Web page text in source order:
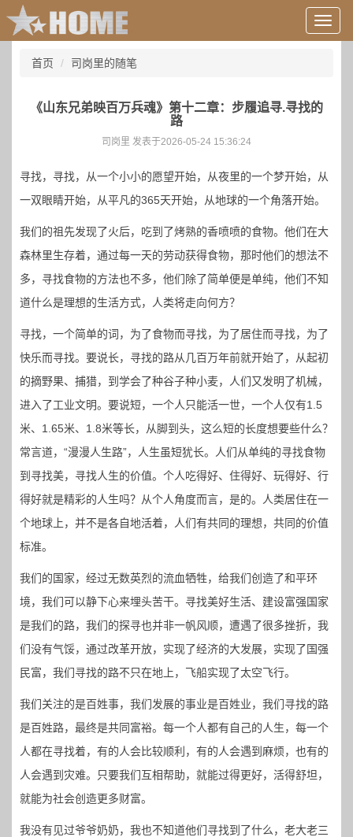
用
户
录
首页 司岗里的随笔
《山东兄弟映百万兵魂》第十二章：步履追寻.寻找的
路
司岗里 发表于2026-05-24 15:36:24
寻找，寻找，从一个小小的愿望开始，从夜里的一个梦开始，从
一双眼睛开始，从平凡的365天开始，从地球的一个角落开始。
我们的祖先发现了火后，吃到了烤熟的香喷喷的食物。他们在大
森林里生存着，通过每一天的劳动获得食物，那时他们的想法不
多，寻找食物的方法也不多，他们除了简单便是单纯，他们不知
道什么是理想的生活方式，人类将走向何方？
寻找，一个简单的词，为了食物而寻找，为了居住而寻找，为了
快乐而寻找。要说长，寻找的路从几百万年前就开始了，从起初
的摘野果、捕猎，到学会了种谷子种小麦，人们又发明了机械，
进入了工业文明。要说短，一个人只能活一世，一个人仅有1.5
米、1.65米、1.8米等长，从脚到头，这么短的长度想要些什么？
常言道，“漫漫人生路”，人生虽短犹长。人们从单纯的寻找食物
到寻找美，寻找人生的价值。个人吃得好、住得好、玩得好、行
得好就是精彩的人生吗？从个人角度而言，是的。人类居住在一
个地球上，并不是各自地活着，人们有共同的理想，共同的价值
标准。
我们的国家，经过无数英烈的流血牺牲，给我们创造了和平环
境，我们可以静下心来埋头苦干。寻找美好生活、建设富强国家
是我们的路，我们的探寻也并非一帆风顺，遭遇了很多挫折，我
们没有气馁，通过改革开放，实现了经济的大发展，实现了国强
民富，我们寻找的路不只在地上，飞船实现了太空飞行。
我们关注的是百姓事，我们发展的事业是百姓业，我们寻找的路
是百姓路，最终是共同富裕。每一个人都有自己的人生，每一个
人都在寻找着，有的人会比较顺利，有的人会遇到麻烦，也有的
人会遇到灾难。只要我们互相帮助，就能过得更好，活得舒坦，
就能为社会创造更多财富。
我没有见过爷爷奶奶，我也不知道他们寻找到了什么，老大老三